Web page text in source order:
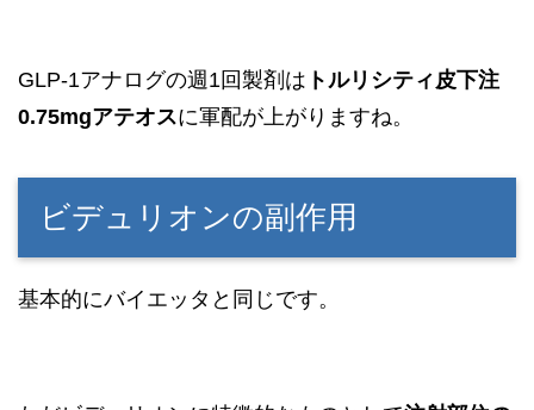
GLP-1アナログの週1回製剤は トルリシティ皮下注
0.75mgアテオスに軍配が上がりますね。
ビデュリオンの副作用
基本的にバイエッタと同じです。